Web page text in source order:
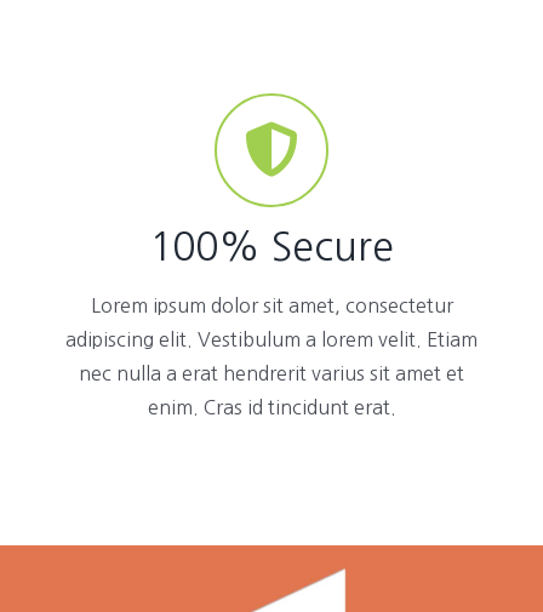
100% Secure
Lorem ipsum dolor sit amet, consectetur
adipiscing elit. Vestibulum a lorem velit. Etiam
nec nulla a erat hendrerit varius sit amet et
enim. Cras id tincidunt erat.